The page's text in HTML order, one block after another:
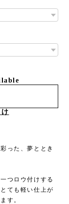
った、夢ととき
つロウ付けする
ても軽い仕上が
す。